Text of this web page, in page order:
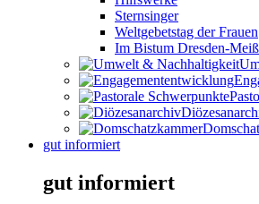
Sternsinger
Weltgebetstag der Frauen
Im Bistum Dresden-
gut informiert
gut informiert